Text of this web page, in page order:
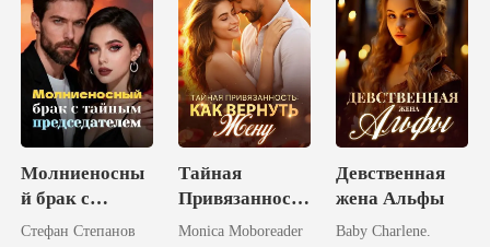
Молниеносны
й брак с
тайным
Стефан Степанов
Тайная
Привязанность
: Как Вернуть
Monica Moboreader
Девственная
жена Альфы
Baby Charlene.